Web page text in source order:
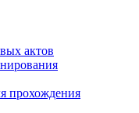
актов
прохождения